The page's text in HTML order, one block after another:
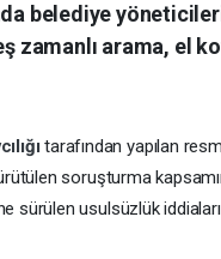
belediye
zamanlı arama, el
tarafından yapılan
soruşturma
sürülen usulsüzlük